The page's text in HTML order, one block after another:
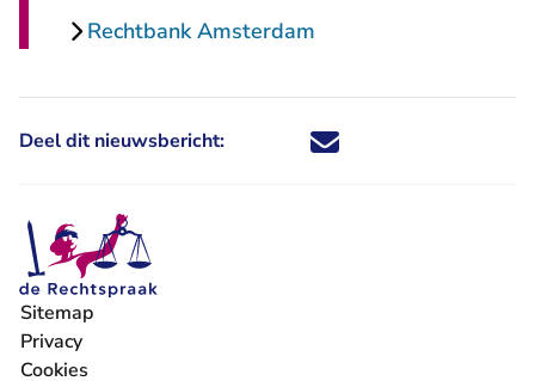
Rechtbank Amsterdam
Deel dit nieuwsbericht: Deel dit nieuwsbericht via X -
Deel dit nieuwsbericht via
Deel dit nieuwsbericht
Deel dit
Sitemap
Privacy
Cookies